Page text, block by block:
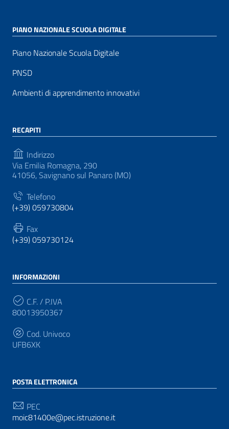
PIANO NAZIONALE SCUOLA DIGITALE
Piano Nazionale Scuola Digitale
PNSD
Ambienti di apprendimento innovativi
RECAPITI
Indirizzo
Via Emilia Romagna, 290
41056, Savignano sul Panaro (MO)
Telefono
(+39) 059730804
Fax
(+39) 059730124
INFORMAZIONI
C.F. / P.IVA
80013950367
Cod. Univoco
UFB6XK
POSTA ELETTRONICA
PEC
moic81400e@pec.istruzione.it